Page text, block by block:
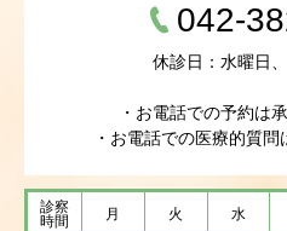
042-
休診日：水曜日
・お電話での予約は
・お電話での医療的質問
診察
時間
月 火 水